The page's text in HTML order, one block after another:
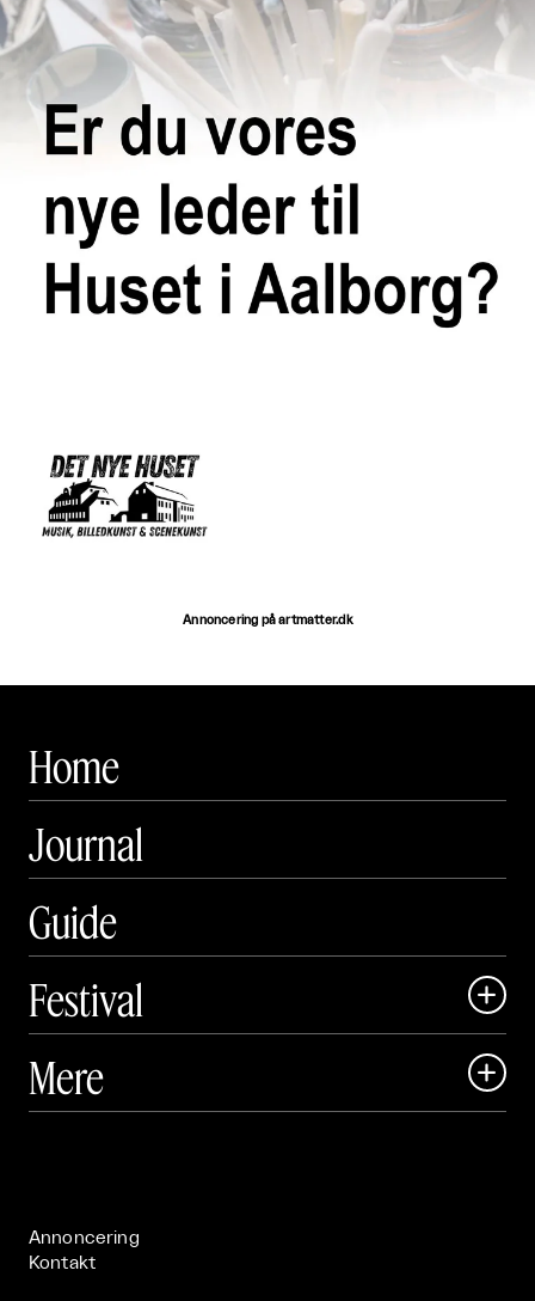
Annoncering på artmatter.dk
Home
Journal
Guide
Festival

 Art Matter Festival
Mere 
Annoncering
Kontakt